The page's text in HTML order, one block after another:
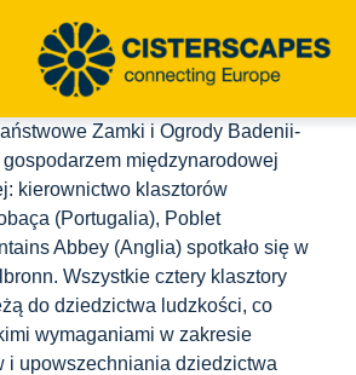
kulturowego
Zamki i Ogrody Badenii-
gospodarzem międzynarodowej
kierownictwo klasztorów
(Portugalia), Poblet
Abbey (Anglia) spotkało się w
Wszystkie cztery klasztory
do dziedzictwa ludzkości, co
wymaganiami w zakresie
i upowszechniania dziedzictwa